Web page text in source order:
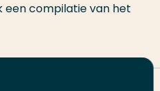
een compilatie van het